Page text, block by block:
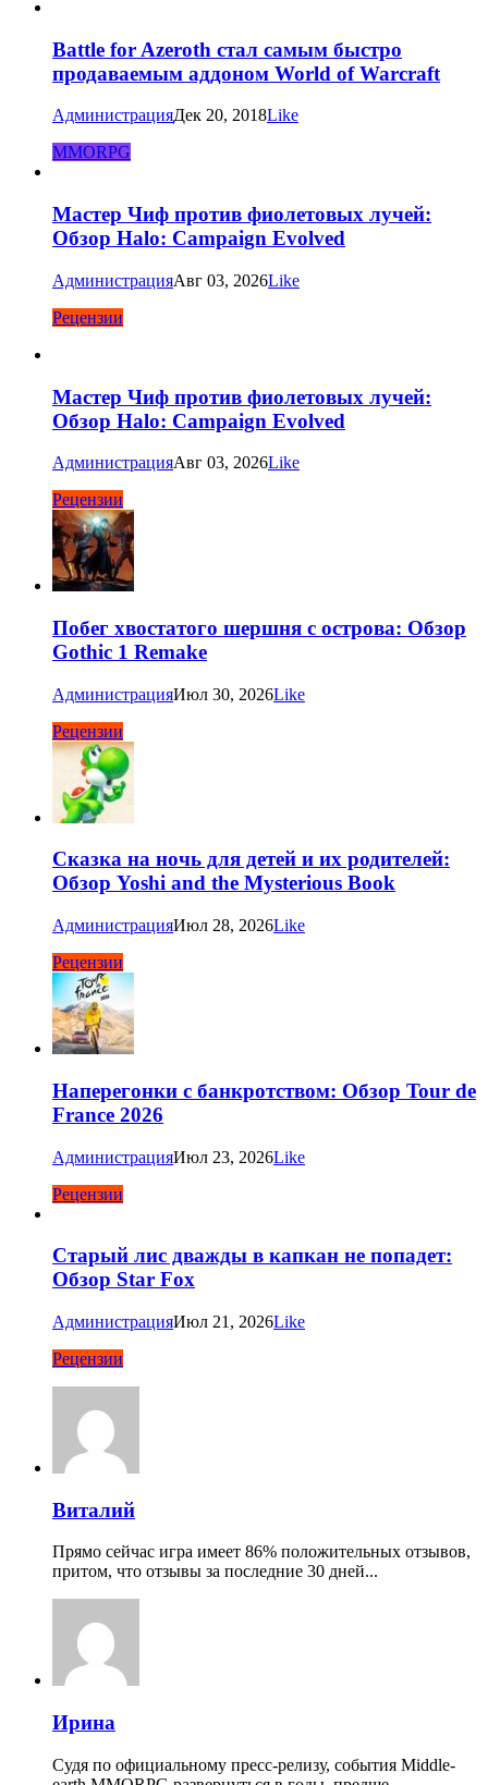
Battle for Azeroth стал самым быстро
продаваемым аддоном World of Warcraft
АдминистрацияДек 20, 2018Like
MMORPG
Мастер Чиф против фиолетовых лучей:
Обзор Halo: Campaign Evolved
АдминистрацияАвг 03, 2026Like
Рецензии
Мастер Чиф против фиолетовых лучей:
Обзор Halo: Campaign Evolved
АдминистрацияАвг 03, 2026Like
Рецензии
Побег хвостатого шершня с острова: Обзор
Gothic 1 Remake
АдминистрацияИюл 30, 2026Like
Рецензии
Сказка на ночь для детей и их родителей:
Обзор Yoshi and the Mysterious Book
АдминистрацияИюл 28, 2026Like
Рецензии
Наперегонки с банкротством: Обзор Tour de
France 2026
АдминистрацияИюл 23, 2026Like
Рецензии
Старый лис дважды в капкан не попадет:
Обзор Star Fox
АдминистрацияИюл 21, 2026Like
Рецензии
Виталий
Прямо сейчас игра имеет 86% положительных отзывов,
притом, что отзывы за последние 30 дней...
Ирина
Судя по официальному пресс-релизу, события Middle-